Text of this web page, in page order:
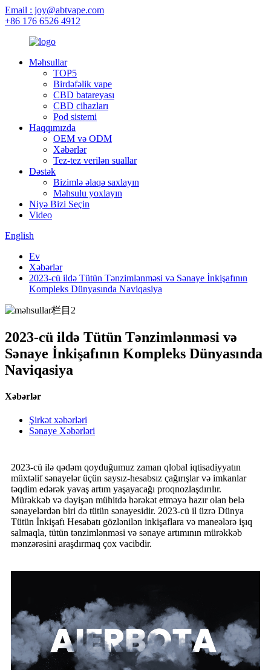
Email : joy@abtvape.com
+86 176 6526 4912
Məhsullar
TOP5
Birdəfəlik vape
CBD batareyası
CBD cihazları
Pod sistemi
Haqqımızda
OEM və ODM
Xəbərlər
Tez-tez verilən suallar
Dəstək
Bizimlə əlaqə saxlayın
Məhsulu yoxlayın
Niyə Bizi Seçin
Video
English
Ev
Xəbərlər
2023-cü ildə Tütün Tənzimlənməsi və Sənaye İnkişafının
Kompleks Dünyasında Naviqasiya
2023-cü ildə Tütün Tənzimlənməsi və
Sənaye İnkişafının Kompleks Dünyasında
Naviqasiya
Xəbərlər
Şirkət xəbərləri
Sənaye Xəbərləri
2023-cü ilə qədəm qoyduğumuz zaman qlobal iqtisadiyyatın
müxtəlif sənayelər üçün saysız-hesabsız çağırışlar və imkanlar
təqdim edərək yavaş artım yaşayacağı proqnozlaşdırılır.
Mürəkkəb və dəyişən mühitdə hərəkət etməyə hazır olan belə
sənayelərdən biri də tütün sənayesidir. 2023-cü il üzrə Dünya
Tütün İnkişafı Hesabatı gözlənilən inkişaflara və maneələrə işıq
salmaqla, tütün tənzimlənməsi və sənaye artımının mürəkkəb
mənzərəsini araşdırmaq çox vacibdir.